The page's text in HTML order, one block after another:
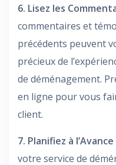
6. Lisez les
commentaires et
précédents peuvent
précieux de
de déménagement.
en ligne pour vous
client.
7. Planifiez à l’Avance
votre service de